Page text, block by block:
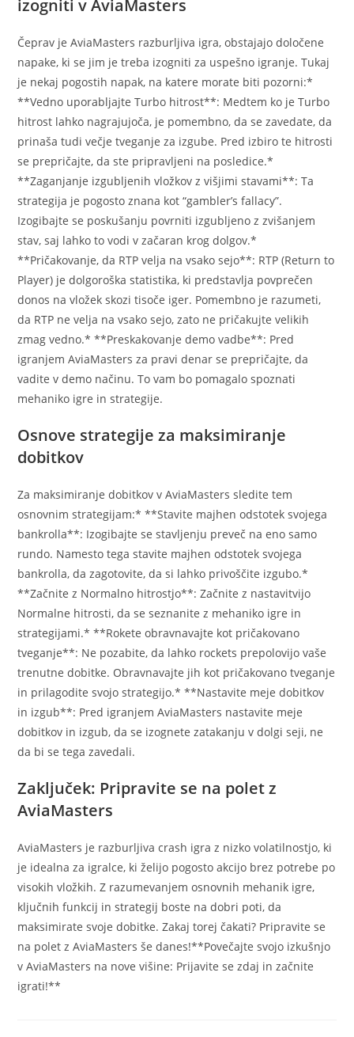
izogniti v AviaMasters
Čeprav je AviaMasters razburljiva igra, obstajajo določene
napake, ki se jim je treba izogniti za uspešno igranje. Tukaj
je nekaj pogostih napak, na katere morate biti pozorni:*
**Vedno uporabljajte Turbo hitrost**: Medtem ko je Turbo
hitrost lahko nagrajujoča, je pomembno, da se zavedate, da
prinaša tudi večje tveganje za izgube. Pred izbiro te hitrosti
se prepričajte, da ste pripravljeni na posledice.*
**Zaganjanje izgubljenih vložkov z višjimi stavami**: Ta
strategija je pogosto znana kot “gambler’s fallacy”.
Izogibajte se poskušanju povrniti izgubljeno z zvišanjem
stav, saj lahko to vodi v začaran krog dolgov.*
**Pričakovanje, da RTP velja na vsako sejo**: RTP (Return to
Player) je dolgoroška statistika, ki predstavlja povprečen
donos na vložek skozi tisoče iger. Pomembno je razumeti,
da RTP ne velja na vsako sejo, zato ne pričakujte velikih
zmag vedno.* **Preskakovanje demo vadbe**: Pred
igranjem AviaMasters za pravi denar se prepričajte, da
vadite v demo načinu. To vam bo pomagalo spoznati
mehaniko igre in strategije.
Osnove strategije za maksimiranje
dobitkov
Za maksimiranje dobitkov v AviaMasters sledite tem
osnovnim strategijam:* **Stavite majhen odstotek svojega
bankrolla**: Izogibajte se stavljenju preveč na eno samo
rundo. Namesto tega stavite majhen odstotek svojega
bankrolla, da zagotovite, da si lahko privoščite izgubo.*
**Začnite z Normalno hitrostjo**: Začnite z nastavitvijo
Normalne hitrosti, da se seznanite z mehaniko igre in
strategijami.* **Rokete obravnavajte kot pričakovano
tveganje**: Ne pozabite, da lahko rockets prepolovijo vaše
trenutne dobitke. Obravnavajte jih kot pričakovano tveganje
in prilagodite svojo strategijo.* **Nastavite meje dobitkov
in izgub**: Pred igranjem AviaMasters nastavite meje
dobitkov in izgub, da se izognete zatakanju v dolgi seji, ne
da bi se tega zavedali.
Zaključek: Pripravite se na polet z
AviaMasters
AviaMasters je razburljiva crash igra z nizko volatilnostjo, ki
je idealna za igralce, ki želijo pogosto akcijo brez potrebe po
visokih vložkih. Z razumevanjem osnovnih mehanik igre,
ključnih funkcij in strategij boste na dobri poti, da
maksimirate svoje dobitke. Zakaj torej čakati? Pripravite se
na polet z AviaMasters še danes!**Povečajte svojo izkušnjo
v AviaMasters na nove višine: Prijavite se zdaj in začnite
igrati!**